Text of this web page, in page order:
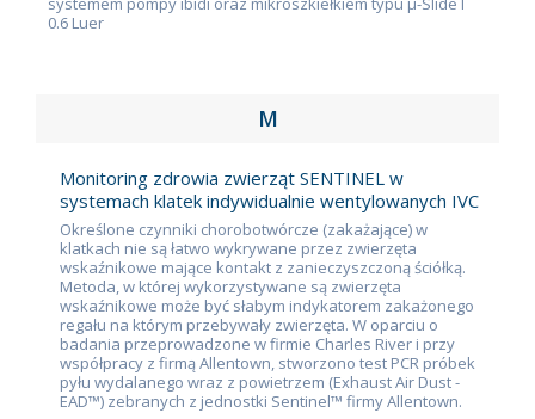
0.6 Luer
M
Monitoring zdrowia zwierząt SENTINEL w
systemach klatek indywidualnie wentylowanych IVC
Określone czynniki chorobotwórcze (zakażające) w
klatkach nie są łatwo wykrywane przez zwierzęta
wskaźnikowe mające kontakt z zanieczyszczoną ściółką.
Metoda, w której wykorzystywane są zwierzęta
wskaźnikowe może być słabym indykatorem zakażonego
regału na którym przebywały zwierzęta. W oparciu o
badania przeprowadzone w firmie Charles River i przy
współpracy z firmą Allentown, stworzono test PCR próbek
pyłu wydalanego wraz z powietrzem (Exhaust Air Dust -
EAD™) zebranych z jednostki Sentinel™ firmy Allentown.